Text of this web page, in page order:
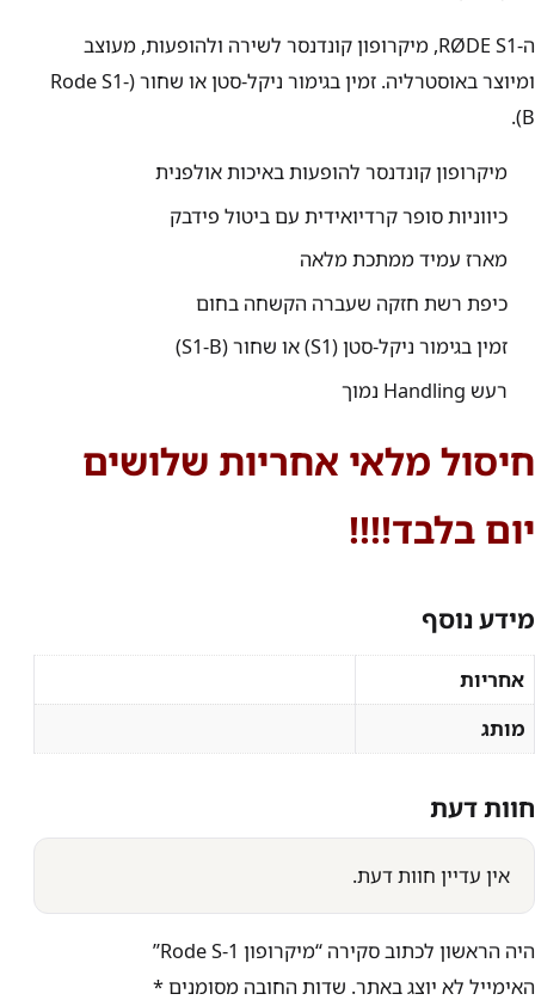
ה-RØDE S1, מיקרופון קונדנסר לשירה ולהופעות, מעוצב
ומיוצר באוסטרליה. זמין בגימור ניקל-סטן או שחור (Rode S1-
B).
מיקרופון קונדנסר להופעות באיכות אולפנית
כיווניות סופר קרדיואידית עם ביטול פידבק
מארז עמיד ממתכת מלאה
כיפת רשת חזקה שעברה הקשחה בחום
זמין בגימור ניקל-סטן (S1) או שחור (S1-B
)
רעש Handling נמוך
חיסול מלאי אחריות שלושים
יום בלבד!!!!
מידע נוסף
אחריות
מותג
חוות דעת
אין עדיין חוות דעת.
היה הראשון לכתוב סקירה “מיקרופון Rode S-1”
האימייל לא יוצג באתר. שדות החובה מסומנים *